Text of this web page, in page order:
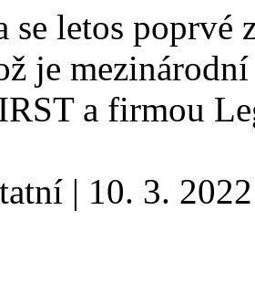
se letos poprvé
je
a firmou
| 10. 3. 2022